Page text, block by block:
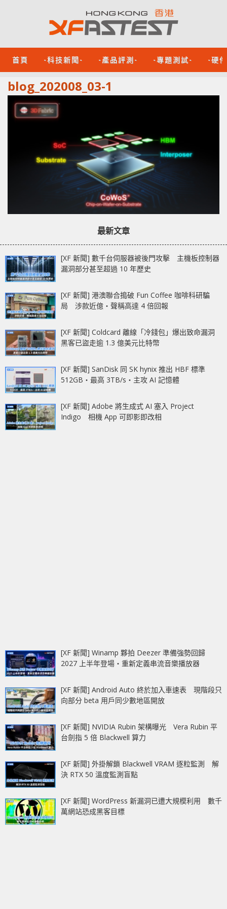
首頁 -科技新聞- -產品評測- -專題測試- -硬
blog_202008_03-1
最新文章
[XF 新聞] 數千台伺服器被後門攻擊 主機板控制器
漏洞部分甚至超過 10 年歷史
[XF 新聞] 港澳聯合搗破 Fun Coffee 咖啡科研騙
局 涉款近億‧聲稱高達 4 倍回報
[XF 新聞] Coldcard 離線「冷錢包」爆出致命漏洞
黑客已盜走逾 1.3 億美元比特幣
[XF 新聞] SanDisk 同 SK hynix 推出 HBF 標準
512GB‧最高 3TB/s‧主攻 AI 記憶體
[XF 新聞] Adobe 將生成式 AI 塞入 Project
Indigo 相機 App 可即影即改相
[XF 新聞] Winamp 夥拍 Deezer 準備強勢回歸
2027 上半年登場‧重新定義串流音樂播放器
[XF 新聞] Android Auto 終於加入車速表 現階段只
向部分 beta 用戶同少數地區開放
[XF 新聞] NVIDIA Rubin 架構曝光 Vera Rubin 平
台劍指 5 倍 Blackwell 算力
[XF 新聞] 外掛解鎖 Blackwell VRAM 逐粒監測 解
決 RTX 50 溫度監測盲點
[XF 新聞] WordPress 新漏洞已遭大規模利用 數千
萬網站恐成黑客目標